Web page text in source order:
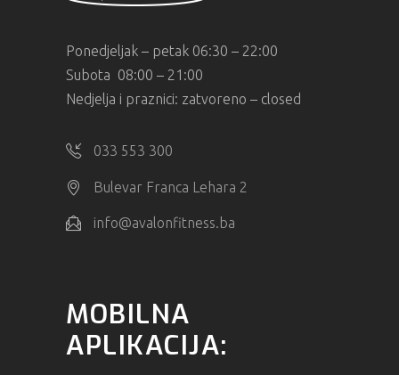
Ponedjeljak – petak 06:30 – 22:00
Subota 08:00 – 21:00
Nedjelja i praznici: zatvoreno – closed
033 553 300
Bulevar Franca Lehara 2
info@avalonfitness.ba
MOBILNA
APLIKACIJA: